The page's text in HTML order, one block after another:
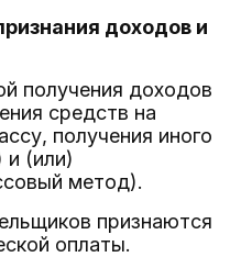
доходов и
получения доходов
средств на
получения иного
и (или)
метод).
признаются
оплаты.